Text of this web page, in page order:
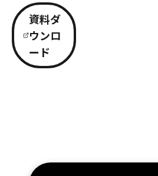
資料ダ
ウンロ
ード